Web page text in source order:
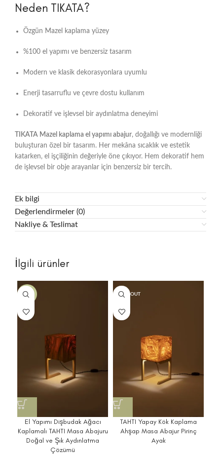
Neden TIKATA?
Özgün Mazel kaplama yüzey
%100 el yapımı ve benzersiz tasarım
Modern ve klasik dekorasyonlara uyumlu
Enerji tasarruflu ve çevre dostu kullanım
Dekoratif ve işlevsel bir aydınlatma deneyimi
TIKATA Mazel kaplama el yapımı abajur, doğallığı ve modernliği
buluşturan özel bir tasarım. Her mekâna sıcaklık ve estetik
katarken, el işçiliğinin değeriyle öne çıkıyor. Hem dekoratif hem
de işlevsel bir obje arayanlar için benzersiz bir tercih.
Ek bilgi
Değerlendirmeler (0)
Nakliye & Teslimat
İlgili ürünler
-18%
El Yapımı Dişbudak Ağacı
Kaplamalı TAHTI Masa Abajuru
Doğal ve Şık Aydınlatma
Çözümü
SOLD OUT
TAHTI Yapay Kök Kaplama
Ahşap Masa Abajur Pirinç
Ayak